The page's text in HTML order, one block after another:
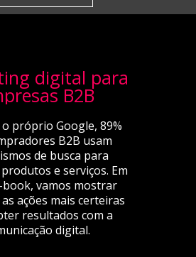
digital para
B2B
próprio Google, 89%
B2B usam
de busca para
e serviços. Em
book, vamos mostrar
ações mais certeiras
resultados com a
digital.